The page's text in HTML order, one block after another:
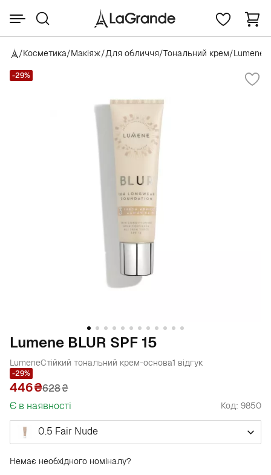
/Косметика/Макіяж/Для обличчя/Тональний крем/Lumene
-29%
Lumene BLUR SPF 15
LumeneСтійкий тональний крем-основа1 відгук
-29%
446 628₴
Є в наявності
Код: 9850
0.5 Fair Nude
Немає необхідного номіналу?